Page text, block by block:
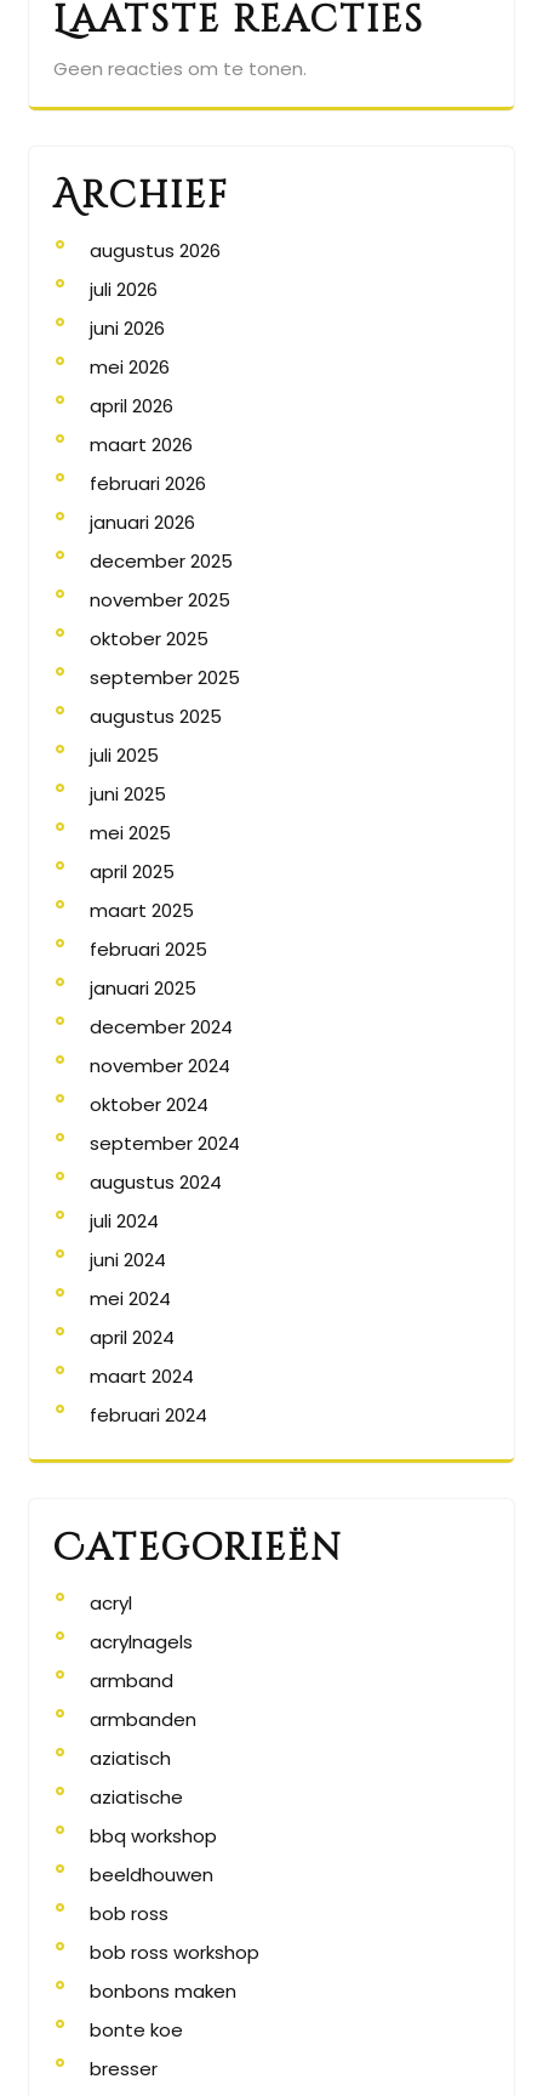
Laatste reacties
Geen reacties om te tonen.
Archief
augustus 2026
juli 2026
juni 2026
mei 2026
april 2026
maart 2026
februari 2026
januari 2026
december 2025
november 2025
oktober 2025
september 2025
augustus 2025
juli 2025
juni 2025
mei 2025
april 2025
maart 2025
februari 2025
januari 2025
december 2024
november 2024
oktober 2024
september 2024
augustus 2024
juli 2024
juni 2024
mei 2024
april 2024
maart 2024
februari 2024
Categorieën
acryl
acrylnagels
armband
armbanden
aziatisch
aziatische
bbq workshop
beeldhouwen
bob ross
bob ross workshop
bonbons maken
bonte koe
bresser